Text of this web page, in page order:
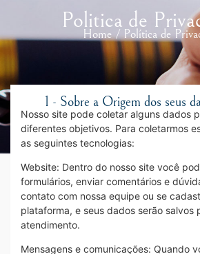
Politica de
Home / Política de
1 - Sobre a Origem dos seus
Nosso site pode coletar alguns dados
diferentes objetivos. Para coletarmos
as seguintes tecnologias:
Website: Dentro do nosso site você
formulários, enviar comentários e
contato com nossa equipe ou se
plataforma, e seus dados serão salvos
atendimento.
Mensagens e comunicações: Quando